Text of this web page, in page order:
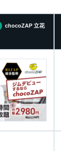
chocoZAP 立花